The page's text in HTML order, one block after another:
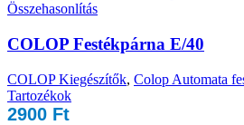
Összehasonlítás
COLOP Festékpárna E/40
COLOP Kiegészítők, Colop Automata
Tartozékok
2900 Ft